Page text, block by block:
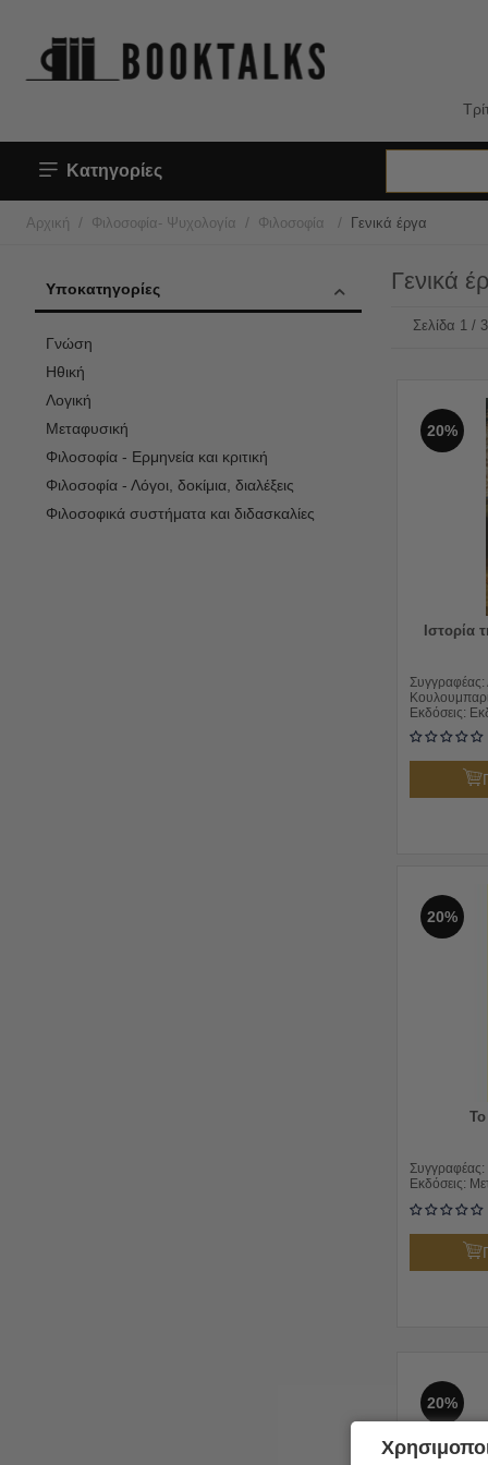
Κατηγορίες
Αρχική / Φιλοσοφία- Ψυχολογία / Φιλοσοφία / Γενικά έργα
Υποκατηγορίες
Γνώση
Ηθική
Λογική
Μεταφυσική
Φιλοσοφία - Ερμηνεία και κριτική
Φιλοσοφία - Λόγοι, δοκίμια, διαλέξεις
Φιλοσοφικά συστήματα και διδασκαλίες
Γενικά
Σελίδα 1 /
20%
Ιστορία
Συγγραφέας:
Εκδόσεις:
20%
Συγγραφέας:
Εκδόσεις:
20%